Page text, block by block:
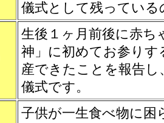
儀式として残っている
生後１ヶ月前後に赤ち
神」に初めてお参り
産できたことを報告し
儀式です。
子供が一生食べ物に